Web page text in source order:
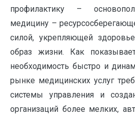
профилактику –
медицину –
силой, укрепляющей
образ жизни. Как
необходимость быстро и
рынке медицинских услуг
системы управления и
организаций более мелких,